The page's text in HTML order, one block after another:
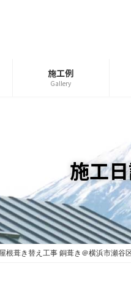
施工例
Gallery
施工
根葺き替え工事 銅葺き＠横浜市瀬